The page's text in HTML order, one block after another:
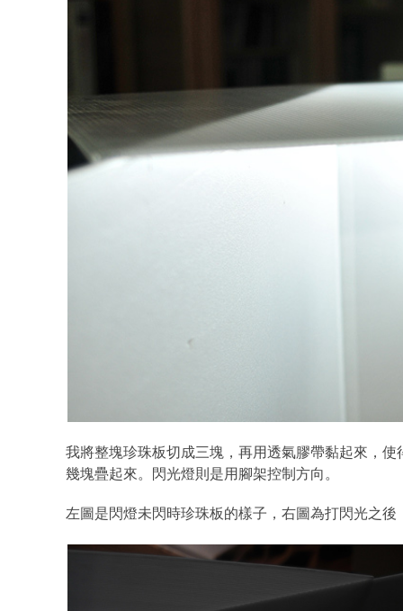
我將整塊珍珠板切成三塊，再用透氣膠帶黏起來，
幾塊疊起來。閃光燈則是用腳架控制方向。
左圖是閃燈未閃時珍珠板的樣子，右圖為打閃光之後